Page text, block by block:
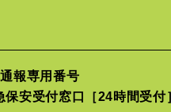
報専用番号
安受付窓口
［24時間受付